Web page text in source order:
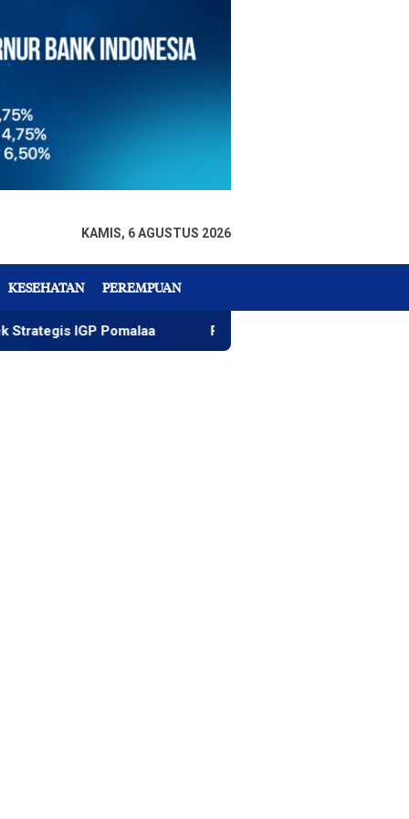
KAMIS, 6 AGUSTUS 2026
KESEHATAN PEREMPUAN
Pomalaa Penawaran Istimewa, White Bank